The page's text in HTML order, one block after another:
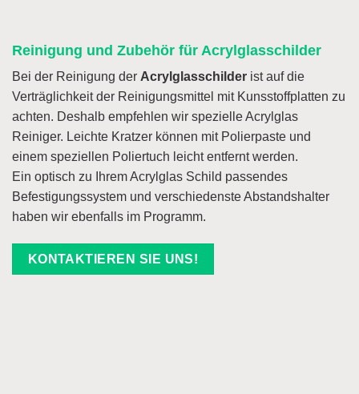
Reinigung und Zubehör für Acrylglasschilder
Bei der Reinigung der Acrylglasschilder ist auf die
Verträglichkeit der Reinigungsmittel mit Kunsstoffplatten zu
achten. Deshalb empfehlen wir spezielle Acrylglas
Reiniger. Leichte Kratzer können mit Polierpaste und
einem speziellen Poliertuch leicht entfernt werden.
Ein optisch zu Ihrem Acrylglas Schild passendes
Befestigungssystem und verschiedenste Abstandshalter
haben wir ebenfalls im Programm.
KONTAKTIEREN SIE UNS!